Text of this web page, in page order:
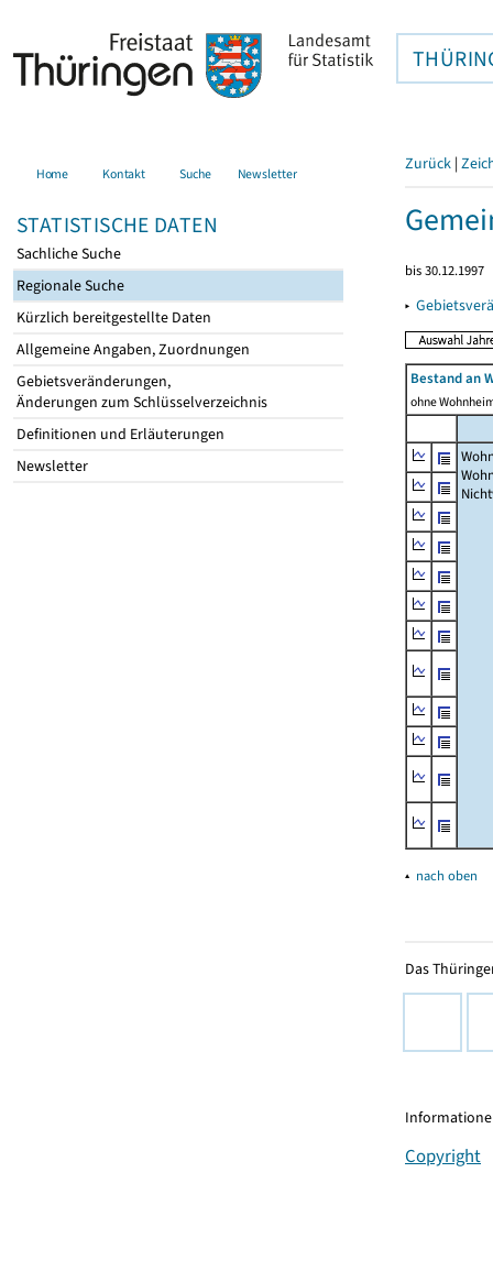
Home Kontakt Suche Newsletter
STATISTISCHE DATEN
Sachliche Suche
Regionale Suche
Kürzlich bereitgestellte Daten
Allgemeine Angaben, Zuordnungen
Gebietsveränderungen,
Änderungen zum Schlüsselverzeichnis
Definitionen und Erläuterungen
Newsletter
Zurück |
bis 30.12.1997
▸
Bestand an
ohne
▴ nach oben
Das
Copyright